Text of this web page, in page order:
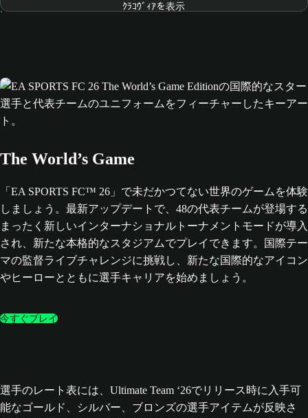
ｸﾗｺｳﾞｨｱを表示
The World’s Game
「EA SPORTS FC™ 26」で未だかつてない世界のゲームを体験
しましょう。最新アップデートで、48の代表チームが登場する
まったく新しいインターナショナルトーナメントモードが導入
され、新たな本格的なスタジアムでプレイできます。国際テー
マの監督ライブチャレンジに挑戦し、新たな国際的なアイコン
やヒーローとともに選手キャリアを始めましょう。
今すぐプレイ
選手のレート表には、Ultimate Team ‘26でリリース時に入手可
能なゴールド、シルバー、ブロンズの選手アイテムが反映さ